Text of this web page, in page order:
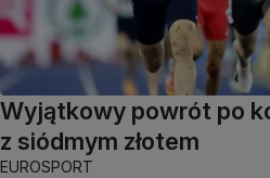
Wyjątkowy powrót po
z siódmym złotem
EUROSPORT